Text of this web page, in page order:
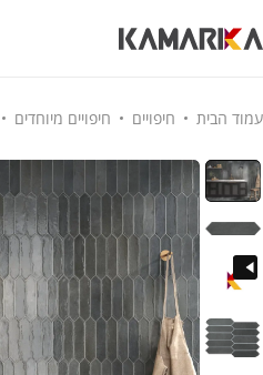
עמוד הבית חיפויים חיפויים מיוחדים